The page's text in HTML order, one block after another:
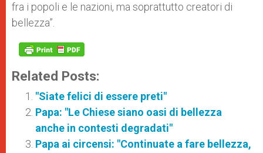
fra i popoli e le nazioni, ma soprattutto creatori di
bellezza”.
Related Posts:
"Siate felici di essere preti"
Papa: "Le Chiese siano oasi di bellezza
anche in contesti degradati"
Papa ai circensi: "Continuate a fare bellezza,